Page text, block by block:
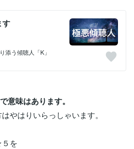
す
添う傾聴人「K」
意味はあります。
やはりいらっしゃいます。
を